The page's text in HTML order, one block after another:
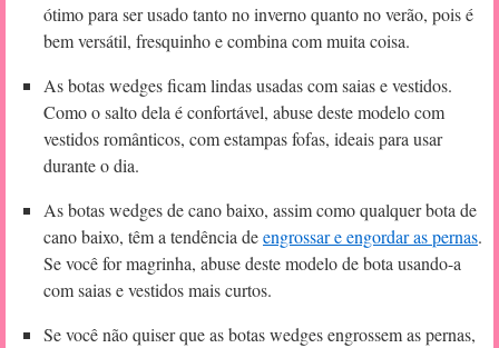
ótimo para ser usado tanto no inverno quanto no verão, pois é
bem versátil, fresquinho e combina com muita coisa.
As botas wedges ficam lindas usadas com saias e vestidos.
Como o salto dela é confortável, abuse deste modelo com
vestidos românticos, com estampas fofas, ideais para usar
durante o dia.
As botas wedges de cano baixo, assim como qualquer bota de
cano baixo, têm a tendência deengrossar e engordar as pernas.
Se você for magrinha, abuse deste modelo de bota usando-a
com saias e vestidos mais curtos.
Se você não quiser que as botas wedges engrossem as pernas,